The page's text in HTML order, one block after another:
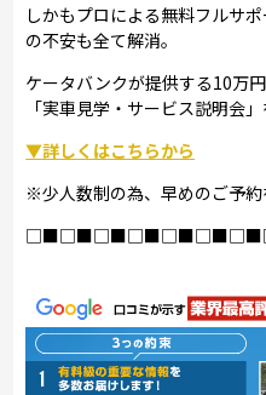
しかもプロによる無料フルサ
の不安も全て解消。
ケータバンクが提供する10万
「実車見学・サービス説明会
▼詳しくはこちらから
※少人数制の為、早めのご予約